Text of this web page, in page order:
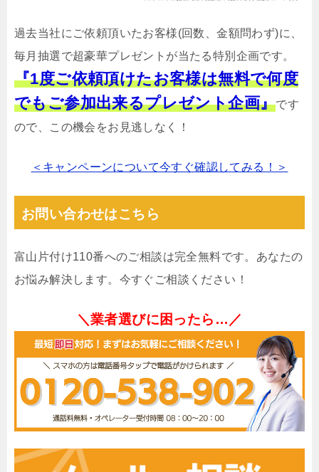
過去当社にご依頼頂いたお客様(回数、金額問わず)に、
毎月抽選で超豪華プレゼントが当たる特別企画です。
『1度ご依頼頂けたお客様は無料で何度
でもご参加出来るプレゼント企画』です
ので、この機会をお見逃しなく！
＜キャンペーンについて今すぐ確認してみる！＞
お問い合わせはこちら
富山片付け110番へのご相談は完全無料です。あなたの
お悩み解決します。今すぐご相談ください！
＼業者選びに困ったら…／